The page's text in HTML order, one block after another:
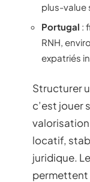
plus-value
Portugal :
RNH,
expatriés
Structurer
c’est jouer
locatif,
juridique.
permettent